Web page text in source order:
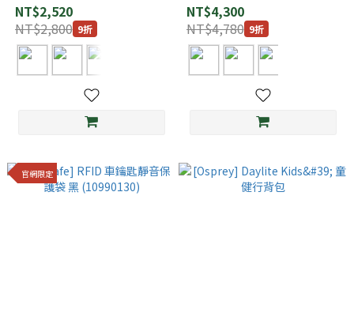
NT$2,520
NT$2,800 9折
NT$4,300
NT$4,780 9折
官網限定